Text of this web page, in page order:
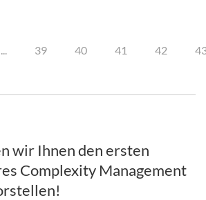
... 39 40 41 42
wir Ihnen den ersten
Complexity Management